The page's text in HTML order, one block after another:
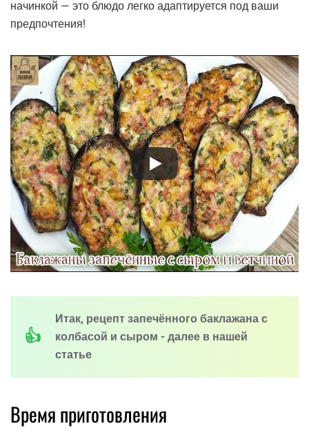
начинкой — это блюдо легко адаптируется под ваши
предпочтения!
Итак, рецепт запечённого баклажана с
колбасой и сыром - далее в нашей
статье
Время приготовления